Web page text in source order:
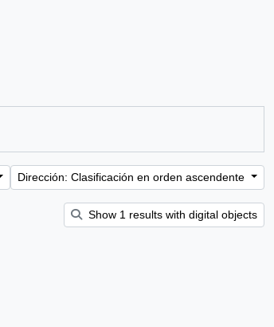
Dirección: Clasificación en orden ascendente
Show 1 results with digital objects